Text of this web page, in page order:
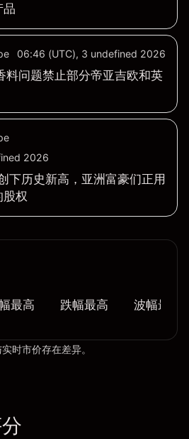
品
06:46 (UTC), 3 undefined 2026
料问题禁止部分帝亚吉欧和英
2026
下历史新高，亚洲富豪们正用
权
最高 跌幅最高 波幅最大
时市价存在差异。